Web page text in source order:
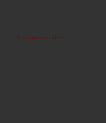
Реклама на сайте